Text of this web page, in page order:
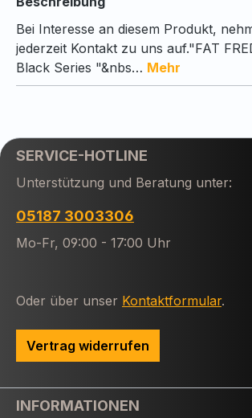
Bei Interesse an diesem Produkt,
jederzeit Kontakt zu uns auf."FAT
Black Series "&nbs… Mehr
SERVICE-HOTLINE
Unterstützung und Beratung unter:
05187 3003306
Mo-Fr, 09:00 - 17:00 Uhr
Oder über unser Kontaktformular.
Vertrag widerrufen
INFORMATIONEN